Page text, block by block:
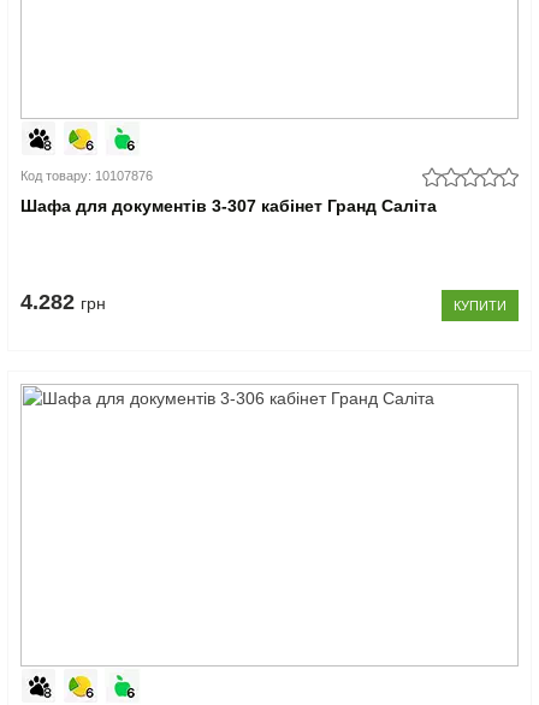
Код товару: 10107876
Шафа для документів 3-307 кабінет Гранд Саліта
4.282 грн КУПИТИ